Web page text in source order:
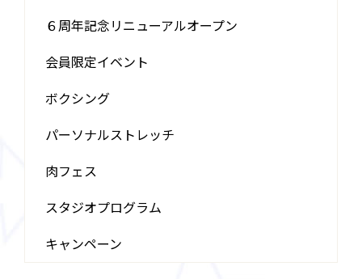
６周年記念リニューアルオープン
会員限定イベント
ボクシング
パーソナルストレッチ
肉フェス
スタジオプログラム
キャンペーン